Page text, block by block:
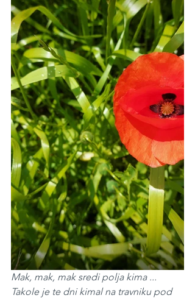
Mak, mak, mak sredi polja kima ...
Takole je te dni kimal na travniku pod